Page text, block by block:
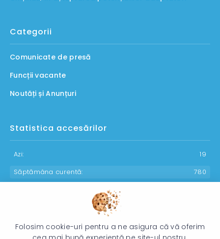
Categorii
Comunicate de presă
Funcții vacante
Noutăți și Anunțuri
Statistica accesărilor
Azi:
19
Săptămâna curentă:
780
Folosim cookie-uri pentru a ne asigura că vă oferim